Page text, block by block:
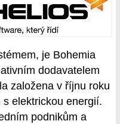
je Bohemia
dodavatelem
založena v říjnu roku
elektrickou energií.
podnikům a